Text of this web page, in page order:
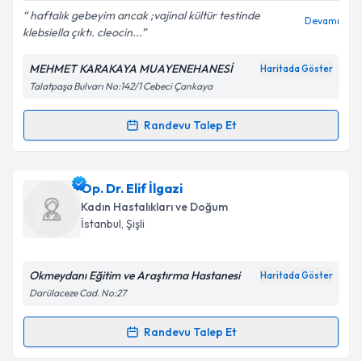
Kişisel verilerimin işlenmesine ilişkin
Aydınlatma
Metni'ni okudum ve kişisel verilerimin belirtilen
kapsamda işlenmesini kabul ediyorum.
haftalık gebeyim ancak ;vajinal kültür testinde
klebsiella çıktı. cleocin...
Devamı
MEHMET KARAKAYA MUAYENEHANESİ Haritada Göster
Talatpaşa Bulvarı No:142/1 Cebeci Çankaya
Randevu Talep Et
Randevu Takvimi Talebi
Op. Dr. Mehmet Karakaya
talebi oluşturun. Size bu uzmandan randevu almanız
için bir takvim hazırlandığında e-posta ile
bilgilendireceğiz.
Kişisel verilerimin işlenmesine ilişkinAydınlatma
Op. Dr. Elif İlgazi
Kadın Hastalıkları ve Doğum
İstanbul, Şişli
Okmeydanı Eğitim ve Araştırma Hastanesi Haritada Göster
Darülaceze Cad. No:27
Randevu Talep Et
Randevu Takvimi Talebi